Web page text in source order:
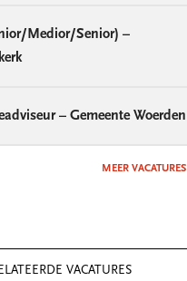
Medior/Senior) –
– Gemeente Woerden
MEER VACATURES
VACATURES